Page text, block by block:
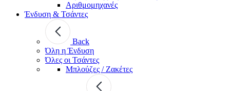
Αριθμομηχανές
Ένδυση & Τσάντες
Back
Όλη η Ένδυση
Όλες οι Τσάντες
Μπλούζες / Ζακέτες